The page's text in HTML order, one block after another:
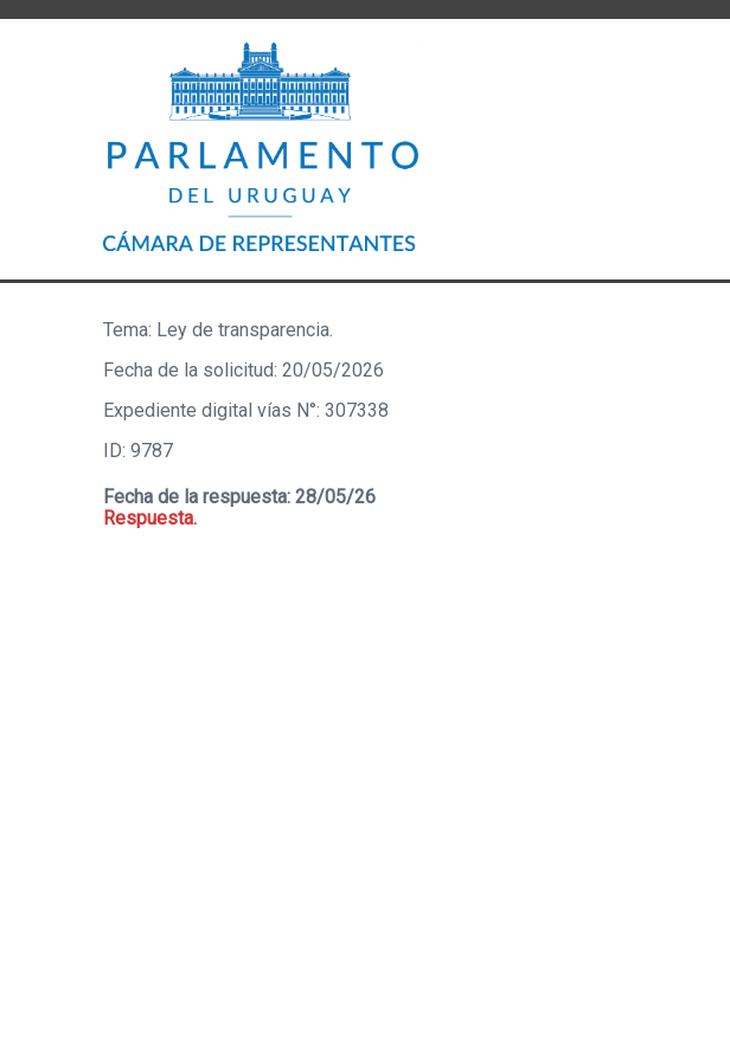
Tema: Ley de transparencia.
Fecha de la solicitud: 20/05/2026
Expediente digital vías N°: 307338
ID: 9787
Fecha de la respuesta: 28/05/26
Respuesta.